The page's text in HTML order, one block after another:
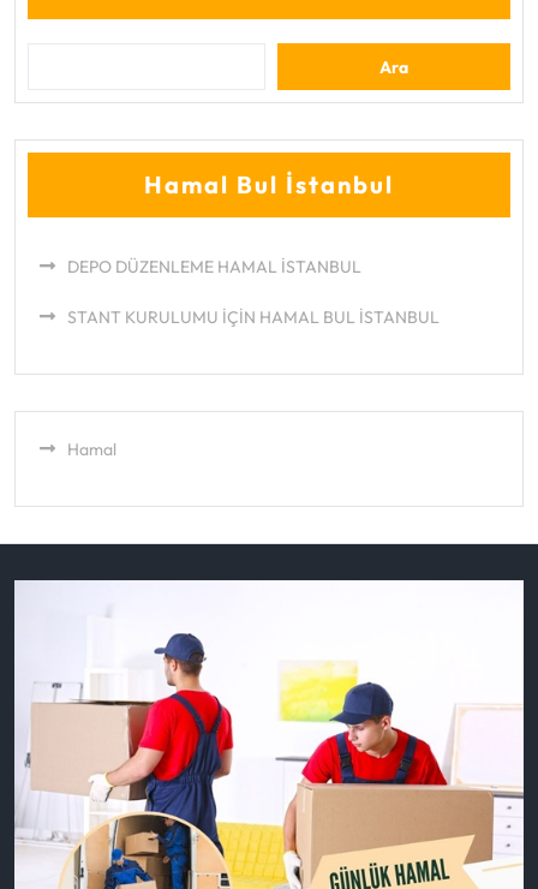
Ara
Hamal Bul İstanbul
DEPO DÜZENLEME HAMAL İSTANBUL
STANT KURULUMU İÇİN HAMAL BUL İSTANBUL
Hamal